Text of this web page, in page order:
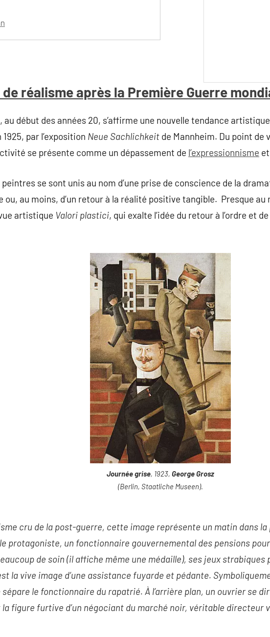
de réalisme après la Première Guerre
au début des années 20, s’affirme une nouvelle tendance
par l’exposition Neue Sachlichkeit de Mannheim. Du point de
se présente comme un dépassement de l’expressionnisme
se sont unis au nom d’une prise de conscience de la
ou, au moins, d’un retour à la réalité positive tangible. Presque
artistique Valori plastici, qui exalte l’idée du retour à l’ordre et
Journée grise, 1923, George Grosz
(Berlin, Staatliche Museen).
cru de la post-guerre, cette image représente un matin dans
protagoniste, un fonctionnaire gouvernemental des pensions
de soin (il affiche même une médaille), ses jeux strabiques
la vive image d’une assistance fuyarde et pédante.
le fonctionnaire du rapatrié. À l’arrière plan, un ouvrier se
figure furtive d’un négociant du marché noir, véritable directeur